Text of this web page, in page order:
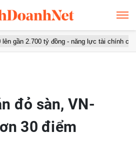
tỷ đồng - năng lực tài chính của Bamboo
đỏ sàn, VN-
30 điểm